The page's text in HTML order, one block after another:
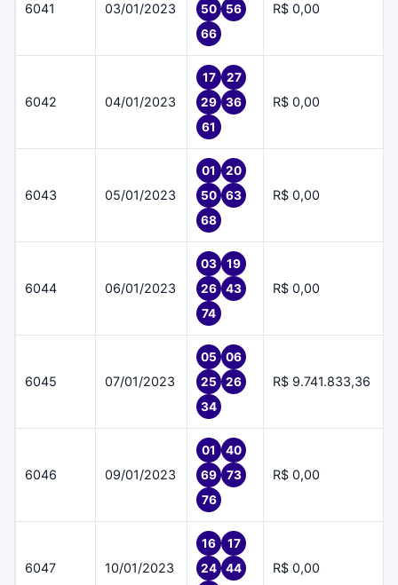
6041 03/01/2023
50
56
66
R$ 0,00
6042 04/01/2023
17
27
29
36
61
R$ 0,00
6043 05/01/2023
01
20
50
63
68
R$ 0,00
6044 06/01/2023
03
19
26
43
74
R$ 0,00
6045 07/01/2023
05
06
25
26
34
R$ 9.741.833,36
6046 09/01/2023
01
40
69
73
76
R$ 0,00
6047 10/01/2023
16
17
24
44
R$ 0,00